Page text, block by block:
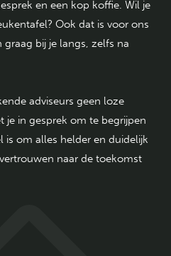
en een kop koffie. Wil je
Ook dat is voor ons
bij je langs, zelfs na
adviseurs geen loze
je in gesprek om te begrijpen
is om alles helder en duidelijk
naar de toekomst